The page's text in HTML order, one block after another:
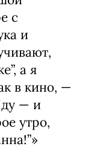
с
и
а я
в кино, —
— и
утро,